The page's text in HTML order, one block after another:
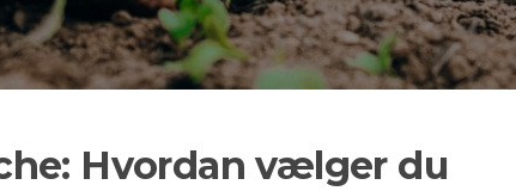
Hvordan vælger du